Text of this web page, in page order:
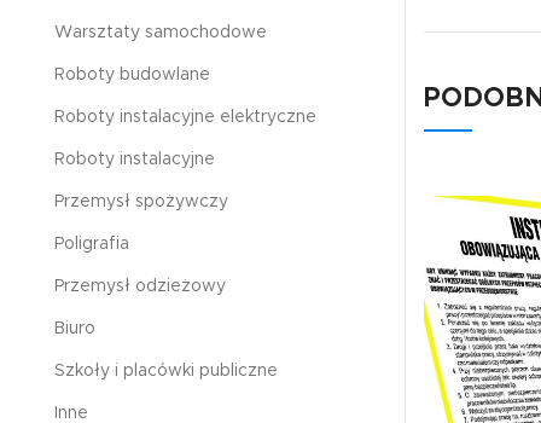
Warsztaty samochodowe
Roboty budowlane
Roboty instalacyjne elektryczne
Roboty instalacyjne
Przemysł spożywczy
Poligrafia
Przemysł odzieżowy
Biuro
Szkoły i placówki publiczne
Inne